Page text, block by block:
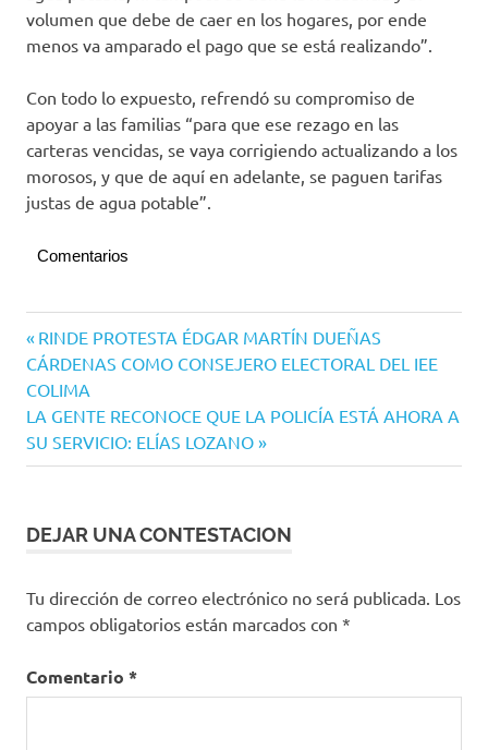
volumen que debe de caer en los hogares, por ende
menos va amparado el pago que se está realizando”.
Con todo lo expuesto, refrendó su compromiso de
apoyar a las familias “para que ese rezago en las
carteras vencidas, se vaya corrigiendo actualizando a los
morosos, y que de aquí en adelante, se paguen tarifas
justas de agua potable”.
Comentarios
2021
PRIANRD
Navegación
de
entradas
Entrada
anterior:
RINDE PROTESTA ÉDGAR MARTÍN DUEÑAS
CÁRDENAS COMO CONSEJERO ELECTORAL DEL IEE
COLIMA
Siguiente
entrada:
LA GENTE RECONOCE QUE LA POLICÍA ESTÁ AHORA A
SU SERVICIO: ELÍAS LOZANO
DEJAR UNA CONTESTACION
Tu dirección de correo electrónico no será publicada. Los
campos obligatorios están marcados con *
Comentario *